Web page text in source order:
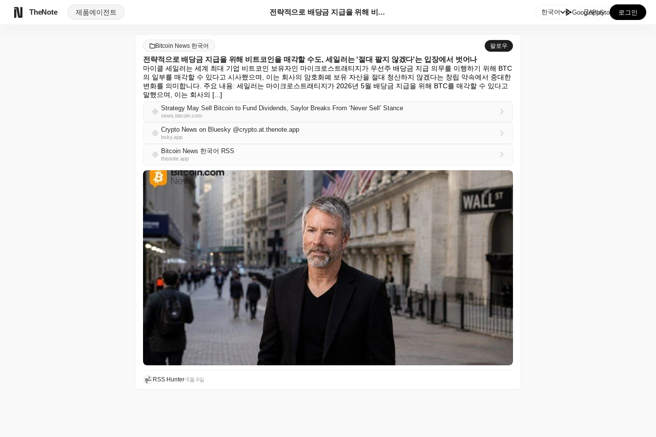
TheNote 제품에이전트 전략적으로 배당금 지급을 위해 비트코인을 매각할 수도,... 한국어 GooglePlay
AppStore 로그인
Bitcoin News 한국어 팔로우
전략적으로 배당금 지급을 위해 비트코인을 매각할 수도, 세일러는 '절대 팔지 않겠다'는 입장에서 벗어나
마이클 세일러는 세계 최대 기업 비트코인 보유자인 마이크로스트래티지가 우선주 배당금 지급 의무를 이행하기 위해 BTC
의 일부를 매각할 수 있다고 시사했으며, 이는 회사의 암호화폐 보유 자산을 절대 청산하지 않겠다는 창립 약속에서 중대한
변화를 의미합니다. 주요 내용: 세일러는 마이크로스트래티지가 2026년 5월 배당금 지급을 위해 BTC를 매각할 수 있다고
말했으며, 이는 회사의 [...]
Strategy May Sell Bitcoin to Fund Dividends, Saylor Breaks From ‘Never Sell’ Stance
news.bitcoin.com
Crypto News on Bluesky @crypto.at.thenote.app
bsky.app
Bitcoin News 한국어 RSS
thenote.app
RSS Hunter•5월 6일